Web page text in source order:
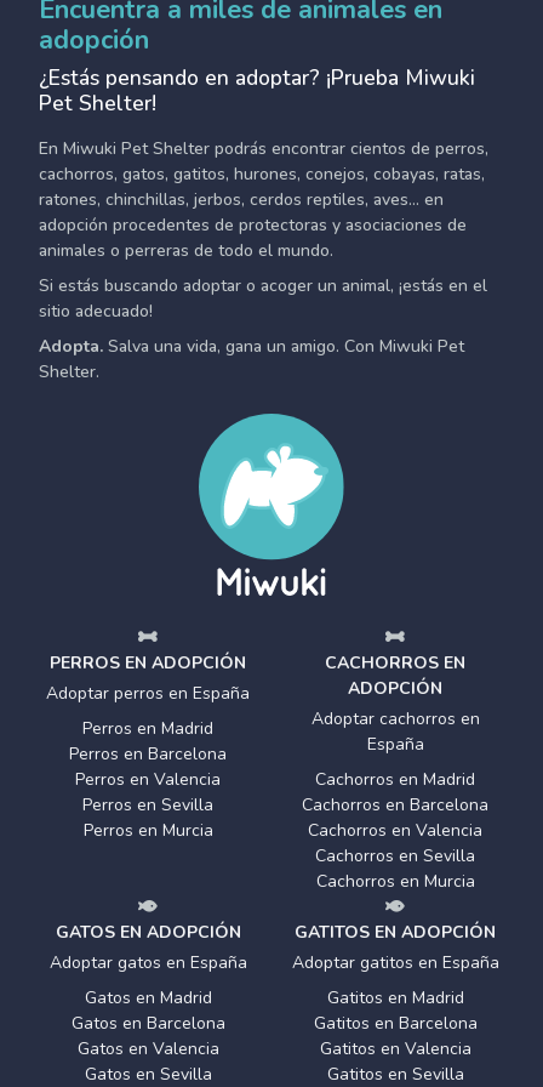
Encuentra a miles de animales en
adopción
¿Estás pensando en adoptar? ¡Prueba Miwuki
Pet Shelter!
En Miwuki Pet Shelter podrás encontrar cientos de perros,
cachorros, gatos, gatitos, hurones, conejos, cobayas, ratas,
ratones, chinchillas, jerbos, cerdos reptiles, aves... en
adopción procedentes de protectoras y asociaciones de
animales o perreras de todo el mundo.
Si estás buscando adoptar o acoger un animal, ¡estás en el
sitio adecuado!
Adopta. Salva una vida, gana un amigo. Con Miwuki Pet
Shelter.
PERROS EN ADOPCIÓN
Adoptar perros en España
Perros en Madrid
Perros en Barcelona
Perros en Valencia
Perros en Sevilla
Perros en Murcia
CACHORROS EN
ADOPCIÓN
Adoptar cachorros en
España
Cachorros en Madrid
Cachorros en Barcelona
Cachorros en Valencia
Cachorros en Sevilla
Cachorros en Murcia
GATOS EN ADOPCIÓN
Adoptar gatos en España
Gatos en Madrid
Gatos en Barcelona
Gatos en Valencia
Gatos en Sevilla
GATITOS EN ADOPCIÓN
Adoptar gatitos en España
Gatitos en Madrid
Gatitos en Barcelona
Gatitos en Valencia
Gatitos en Sevilla